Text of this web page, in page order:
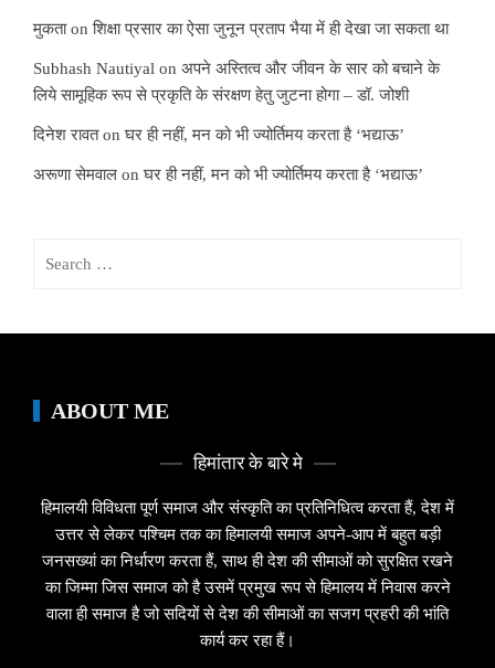
मुकताonशिक्षा प्रसार का ऐसा जुनून प्रताप भैया में ही देखा जा सकता था
Subhash Nautiyal on अपने अस्तित्व और जीवन के सार को बचाने के
लिये सामूहिक रूप से प्रकृति के संरक्षण हेतु जुटना होगा – डॉ. जोशी
दिनेश रावतonघर ही नहीं, मन को भी ज्योर्तिमय करता है ‘भद्याऊ’
अरूणा सेमवाल onघर ही नहीं, मन को भी ज्योर्तिमय करता है ‘भद्याऊ’
ABOUT ME
हिमांतार के बारे मे
हिमालयी विविधता पूर्ण समाज और संस्कृति का प्रतिनिधित्व करता हैं, देश में
उत्तर से लेकर पश्चिम तक का हिमालयी समाज अपने-आप में बहुत बड़ी
जनसख्यां का निर्धारण करता हैं, साथ ही देश की सीमाओं को सुरक्षित रखने
का जिम्मा जिस समाज को है उसमें प्रमुख रूप से हिमालय में निवास करने
वाला ही समाज है जो सदियों से देश की सीमाओं का सजग प्रहरी की भांति
कार्य कर रहा हैं।